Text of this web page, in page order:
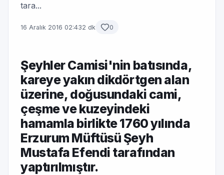
tara...
16 Aralık 2016 02:432 dk 0
Şeyhler Camisi'nin batısında,
ka­reye yakın dikdörtgen alan
üze­rine, doğusundaki cami,
çeşme ve kuzeyindeki
hamamla birlikte 1760 yılında
Erzurum Müftüsü Şeyh
Mustafa Efendi tarafından
yap­tırılmıştır.